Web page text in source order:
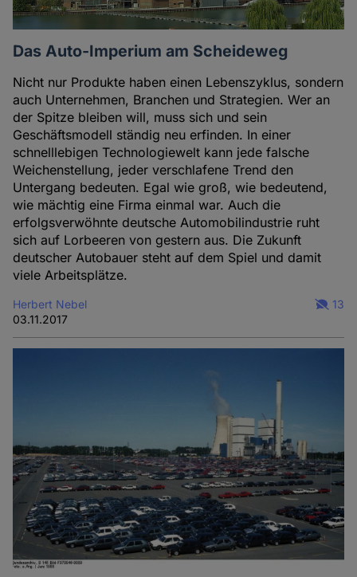
Das Auto-Imperium am Scheideweg
Nicht nur Produkte haben einen Lebenszyklus, sondern
auch Unternehmen, Branchen und Strategien. Wer an
der Spitze bleiben will, muss sich und sein
Geschäftsmodell ständig neu erfinden. In einer
schnelllebigen Technologiewelt kann jede falsche
Weichenstellung, jeder verschlafene Trend den
Untergang bedeuten. Egal wie groß, wie bedeutend,
wie mächtig eine Firma einmal war. Auch die
erfolgsverwöhnte deutsche Automobilindustrie ruht
sich auf Lorbeeren von gestern aus. Die Zukunft
deutscher Autobauer steht auf dem Spiel und damit
viele Arbeitsplätze.
Herbert Nebel
03.11.2017
13